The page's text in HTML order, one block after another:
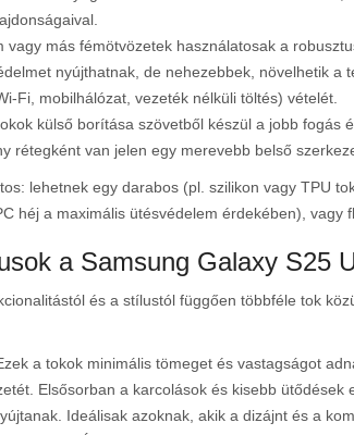
vagy más fémötvözetek használatosak a
nyújthatnak, de nehezebbek, növelhetik a
Fi, mobilhálózat, vezeték nélküli töltés) vételét.
külső borítása szövetből készül a jobb fogás
rétegként van jelen egy merevebb belső
lehetnek egy darabos (pl. szilikon vagy TPU
héj a maximális ütésvédelem érdekében), vagy
a Samsung Galaxy S25
és a stílustól függően többféle tok
a tokok minimális tömeget és vastagságot
Elsősorban a karcolások és kisebb ütődések
Ideálisak azoknak, akik a dizájnt és a